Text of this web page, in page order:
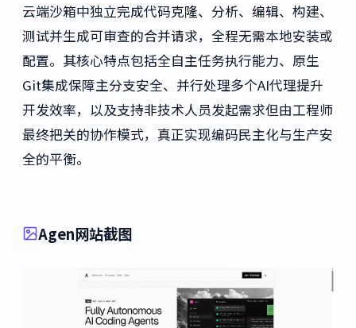
云端沙箱中独立完成代码克隆、分析、编辑、构建、
测试并生成可审查的合并请求，全程无需本地安装或
配置。其核心特点包括全自主任务执行能力、原生
Git集成保障主分支安全、并行处理多个AI代理提升
开发效率，以及支持非技术人员发起需求但由工程师
最终把关的协作模式，真正实现编码民主化与生产安
全的平衡。
Agen网站截图